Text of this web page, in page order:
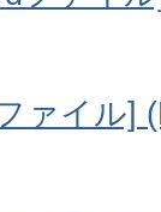
ァイル]